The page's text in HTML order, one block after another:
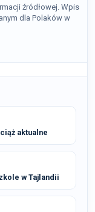
źródłowej. Wpis
dla Polaków w
aktualne
w Tajlandii